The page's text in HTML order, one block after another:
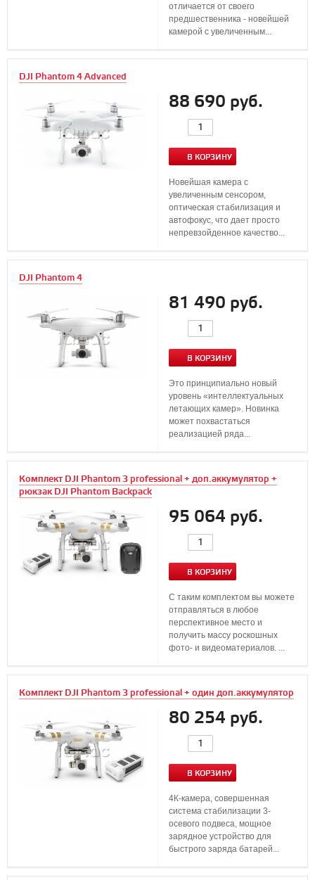
отличается от своего
предшественника - новейшей
камерой с увеличенным...
DJI Phantom 4 Advanced
88 690 руб.
В КОРЗИНУ
Новейшая камера с
увеличенным сенсором,
оптическая стабилизация и
автофокус, что дает просто
непревзойденное качество...
DJI Phantom 4
81 490 руб.
В КОРЗИНУ
Это принципиально новый
уровень «интеллектуальных
летающих камер». Новинка
может похвастаться
реализацией ряда...
Комплект DJI Phantom 3 professional + доп.аккумулятор +
рюкзак DJI Phantom Backpack
95 064 руб.
В КОРЗИНУ
С таким комплектом вы можете
отправляться в любое
перспективное место и
получить массу роскошных
фото- и видеоматериалов. ...
Комплект DJI Phantom 3 professional + один доп.аккумулятор
80 254 руб.
В КОРЗИНУ
4К-камера, совершенная
система стабилизации 3-
осевого подвеса, мощное
зарядное устройство для
быстрого заряда батарей...